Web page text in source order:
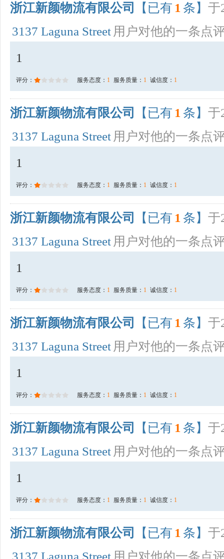
浙江新颜物流有限公司 【已有 1 条】 于
3137 Laguna Street 用户对他的一条点
1
评分： 服务态度： 1 服务质量： 1 诚信度： 1
浙江新颜物流有限公司 【已有 1 条】 于
3137 Laguna Street 用户对他的一条点
1
评分： 服务态度： 1 服务质量： 1 诚信度： 1
浙江新颜物流有限公司 【已有 1 条】 于
3137 Laguna Street 用户对他的一条点
1
评分： 服务态度： 1 服务质量： 1 诚信度： 1
浙江新颜物流有限公司 【已有 1 条】 于
3137 Laguna Street 用户对他的一条点
1
评分： 服务态度： 1 服务质量： 1 诚信度： 1
浙江新颜物流有限公司 【已有 1 条】 于
3137 Laguna Street 用户对他的一条点
1
评分： 服务态度： 1 服务质量： 1 诚信度： 1
浙江新颜物流有限公司 【已有 1 条】 于
3137 Laguna Street 用户对他的一条点